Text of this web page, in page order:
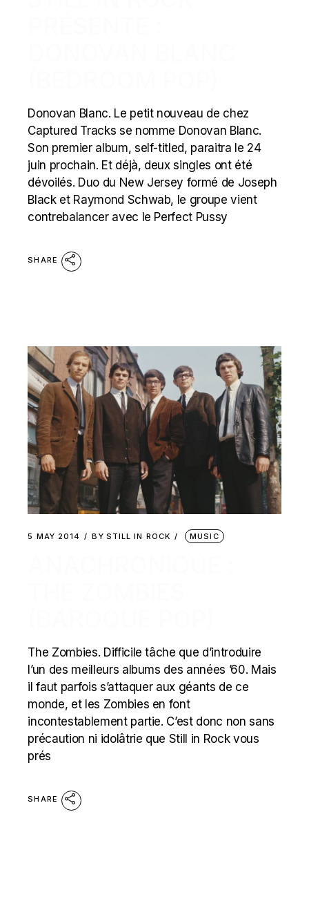
Donovan Blanc. Le petit nouveau de chez
Captured Tracks se nomme Donovan Blanc.
Son premier album, self-titled, paraitra le 24
juin prochain. Et déjà, deux singles ont été
dévoilés. Duo du New Jersey formé de Joseph
Black et Raymond Schwab, le groupe vient
contrebalancer avec le Perfect Pussy
SHARE
5 MAY 2014 BY STILL IN ROCK MUSIC
The Zombies. Difficile tâche que d’introduire
l’un des meilleurs albums des années ’60. Mais
il faut parfois s’attaquer aux géants de ce
monde, et les Zombies en font
incontestablement partie. C’est donc non sans
précaution ni idolâtrie que Still in Rock vous
prés
SHARE